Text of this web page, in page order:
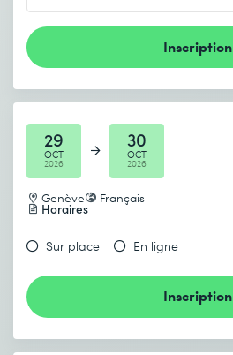
Inscription
29
OCT
2026
30
OCT
2026
Genève Français
Horaires
Sur place En ligne
Inscription